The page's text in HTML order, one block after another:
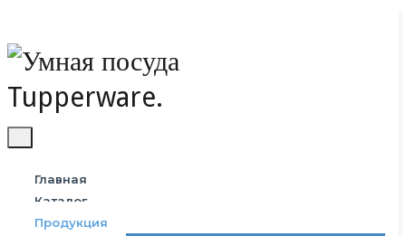
Toggle
Главная
Каталог
Продукция